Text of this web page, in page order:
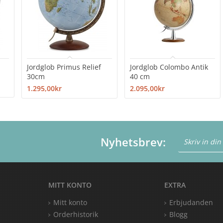
Jordglob Primus Relief
30cm
1.295,00kr
Jordglob Colombo Antik
40 cm
2.095,00kr
Nyhetsbrev:
EXTRA
Erbjudanden
Blogg
MITT KONTO
Mitt konto
Orderhistorik